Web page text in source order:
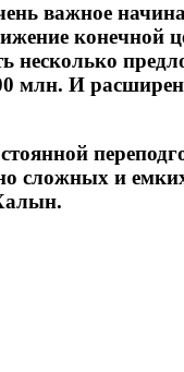
важное
несколько
млн. И
сложных и